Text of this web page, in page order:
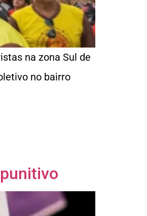
na zona Sul de
no bairro